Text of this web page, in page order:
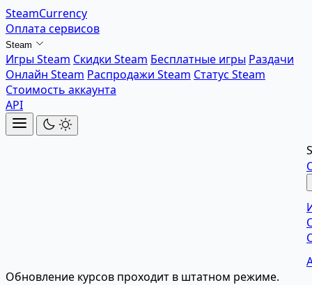
SteamCurrency
Оплата сервисов
Steam
Игры Steam Скидки Steam Бесплатные игры Раздачи
Онлайн Steam Распродажи Steam Статус Steam
Стоимость аккаунта
API
Обновление курсов проходит в штатном режиме.